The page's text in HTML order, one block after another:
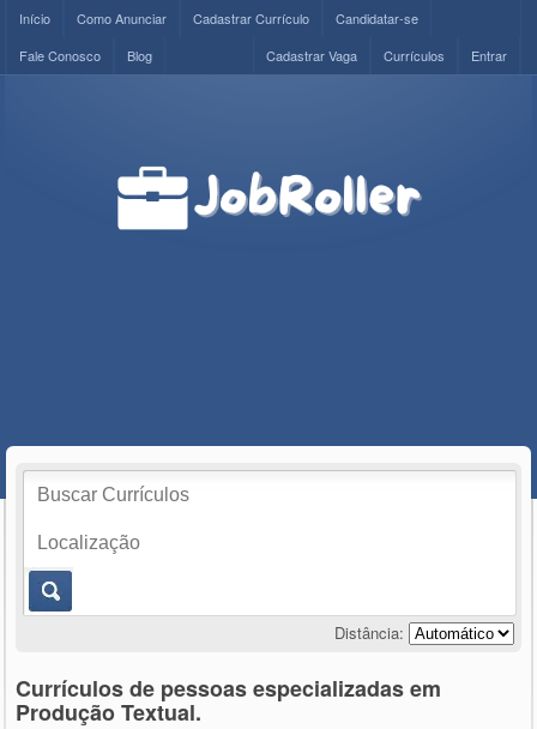
Início Como Anunciar Cadastrar Currículo
Candidatar-se
Fale Conosco
Blog Entrar
Currículos
Cadastrar Vaga
Distância:
Currículos de pessoas especializadas em
Produção Textual.